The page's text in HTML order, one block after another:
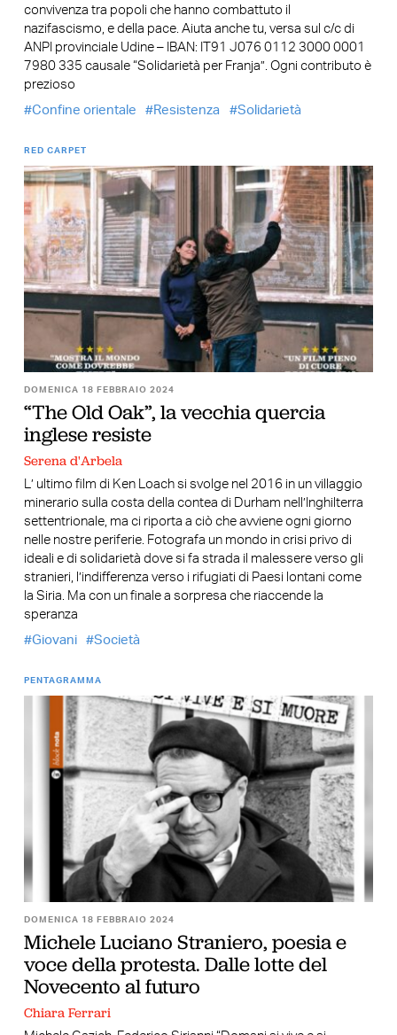
convivenza tra popoli che hanno combattuto il
nazifascismo, e della pace. Aiuta anche tu, versa sul c/c di
ANPI provinciale Udine – IBAN: IT91 J076 0112 3000 0001
7980 335 causale “Solidarietà per Franja”. Ogni contributo è
prezioso
Confine orientale
Resistenza Solidarietà
RED CARPET
DOMENICA 18 FEBBRAIO 2024
“The Old Oak”, la vecchia quercia
inglese resiste
Serena d'Arbela
L’ ultimo film di Ken Loach si svolge nel 2016 in un villaggio
minerario sulla costa della contea di ‎Durham nell’Inghilterra
settentrionale, ma ci riporta a ciò che avviene ogni giorno
nelle nostre periferie. Fotografa un mondo in crisi privo di
ideali e di solidarietà dove si fa strada il malessere verso gli
stranieri, l’indifferenza verso i rifugiati di Paesi lontani come
la Siria. Ma con un finale a sorpresa che riaccende la
speranza
Giovani
Società
PENTAGRAMMA
DOMENICA 18 FEBBRAIO 2024
Michele Luciano Straniero, poesia e
voce della protesta. Dalle lotte del
Novecento al futuro
Chiara Ferrari